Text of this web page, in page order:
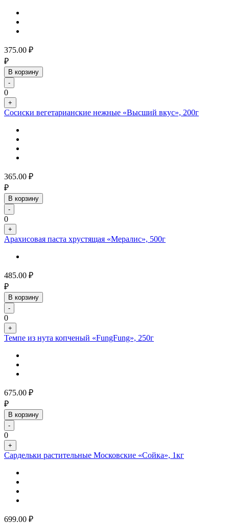
375.00 ₽
₽
В корзину
-
0
+
Сосиски вегетарианские нежные «Высший вкус», 200г
365.00 ₽
₽
В корзину
-
0
+
Арахисовая паста хрустящая «Мералис», 500г
485.00 ₽
₽
В корзину
-
0
+
Темпе из нута копченый «FungFung», 250г
675.00 ₽
₽
В корзину
-
0
+
Сардельки растительные Московские «Сойка», 1кг
699.00 ₽